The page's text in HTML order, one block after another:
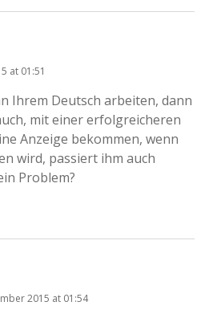
at 01:51
Ihrem Deutsch arbeiten, dann
mit einer erfolgreicheren
Anzeige bekommen, wenn
wird, passiert ihm auch
Problem?
2015 at 01:54